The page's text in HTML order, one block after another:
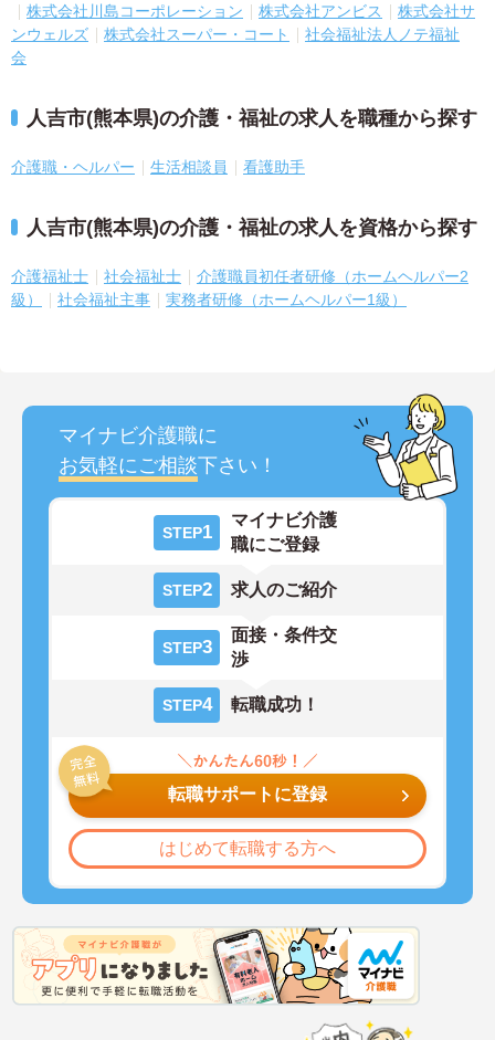
株式会社川島コーポレーション
株式会社アンビス
株式会社サ
ンウェルズ
株式会社スーパー・コート
社会福祉法人ノテ福祉
会
人吉市(熊本県)の介護・福祉の求人を職種から探す
介護職・ヘルパー 生活相談員 看護助手
人吉市(熊本県)の介護・福祉の求人を資格から探す
介護福祉士 社会福祉士
介護職員初任者研修（ホームヘルパー2
級）
社会福祉主事 実務者研修（ホームヘルパー1級）
マイナビ介護職に
お気軽にご相談下さい！
STEP1
マイナビ介護
職にご登録
STEP2 求人のご紹介
STEP3
面接・条件交
渉
STEP4 転職成功！
転職サポートに登録
はじめて転職する方へ